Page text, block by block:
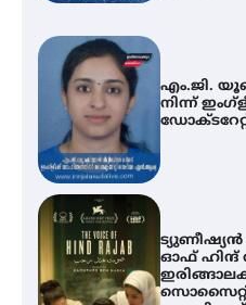
എം.ജി.
നിന്ന്
ട്യുണീഷ്യൻ
ഓഫ് ഹിന്ദ്